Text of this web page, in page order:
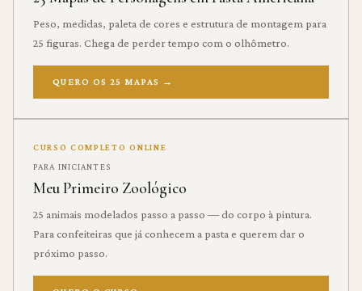
Peso, medidas, paleta de cores e estrutura de montagem para
25 figuras. Chega de perder tempo com o olhômetro.
QUERO OS 25 MAPAS →
CURSO COMPLETO ONLINE
PARA INICIANTES
Meu Primeiro Zoológico
25 animais modelados passo a passo — do corpo à pintura.
Para confeiteiras que já conhecem a pasta e querem dar o
próximo passo.